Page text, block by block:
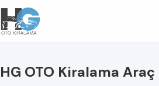
HG OTO Kiralama